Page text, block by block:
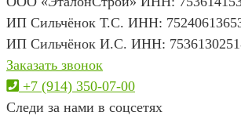
ИП Сильчёнок Т.С. ИНН:
ИП Сильчёнок И.С. ИНН:
Заказать звонок
+7 (914) 350-07-00
Следи за нами в соцсетях